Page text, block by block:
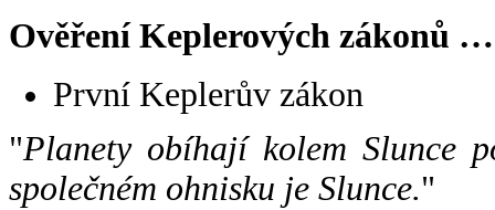
Ověření Keplerových zákonů …
První Keplerův zákon
"Planety obíhají kolem Slunce
společném ohnisku je Slunce."